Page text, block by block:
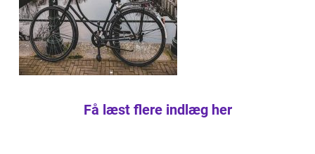
Få læst flere indlæg her